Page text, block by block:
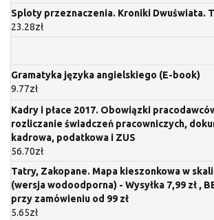
Sploty przeznaczenia. Kroniki Dwuświata.
23.28zł
Gramatyka języka angielskiego (E-book)
9.77zł
Kadry i płace 2017. Obowiązki
rozliczanie świadczeń pracowniczych,
kadrowa, podatkowa i ZUS
56.70zł
Tatry, Zakopane. Mapa kieszonkowa w skali
(wersja wodoodporna) - Wysyłka 7,99 zł ,
przy zamówieniu od 99 zł
5.65zł